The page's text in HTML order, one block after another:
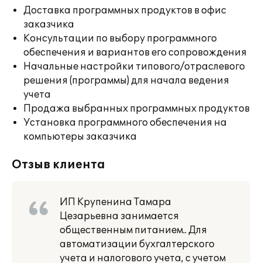
Доставка программных продуктов в офис
заказчика
Консультации по выбору программного
обеспечения и вариантов его сопровождения
Начальные настройки типового/отраслевого
решения (программы) для начала ведения
учета
Продажа выбранных программных продуктов
Установка программного обеспечения на
компьютеры заказчика
Отзыв клиента
ИП Крупенина Тамара
Цезарьевна занимается
общественным питанием.. Для
автоматизации бухгалтерского
учета и налогового учета, с учетом